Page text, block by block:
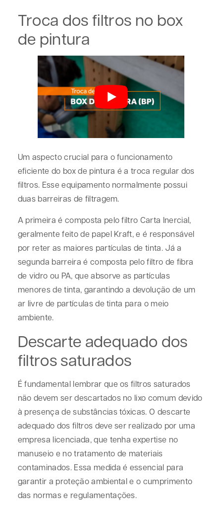
Troca dos filtros no box
de pintura
Um aspecto crucial para o funcionamento
eficiente do box de pintura é a troca regular dos
filtros. Esse equipamento normalmente possui
duas barreiras de filtragem.
A primeira é composta pelo filtro Carta Inercial,
geralmente feito de papel Kraft, e é responsável
por reter as maiores partículas de tinta. Já a
segunda barreira é composta pelo filtro de fibra
de vidro ou PA, que absorve as partículas
menores de tinta, garantindo a devolução de um
ar livre de partículas de tinta para o meio
ambiente.
Descarte adequado dos
filtros saturados
É fundamental lembrar que os filtros saturados
não devem ser descartados no lixo comum devido
à presença de substâncias tóxicas. O descarte
adequado dos filtros deve ser realizado por uma
empresa licenciada, que tenha expertise no
manuseio e no tratamento de materiais
contaminados. Essa medida é essencial para
garantir a proteção ambiental e o cumprimento
das normas e regulamentações.